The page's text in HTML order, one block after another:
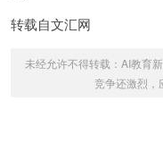
转载自文汇网
未经允许不得转载： AI教育
竞争还激烈，